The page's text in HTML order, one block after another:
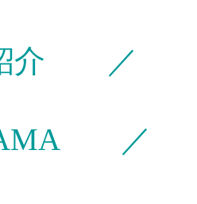
介 ／ 隠
／ 安